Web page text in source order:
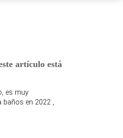
artículo está
es muy
en 2022 ,